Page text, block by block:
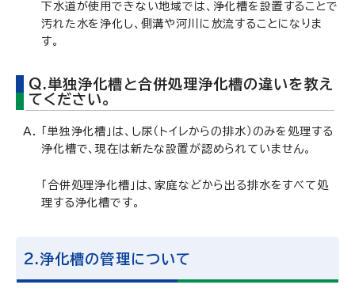
下水道が使用できない地域では、浄化槽を設置することで
汚れた水を浄化し、側溝や河川に放流することになりま
す。
Q.単独浄化槽と合併処理浄化槽の違いを教え
てください。
「単独浄化槽」は、し尿（トイレからの排水）のみを処理する
浄化槽で、現在は新たな設置が認められていません。
「合併処理浄化槽」は、家庭などから出る排水をすべて処
理する浄化槽です。
2.浄化槽の管理について